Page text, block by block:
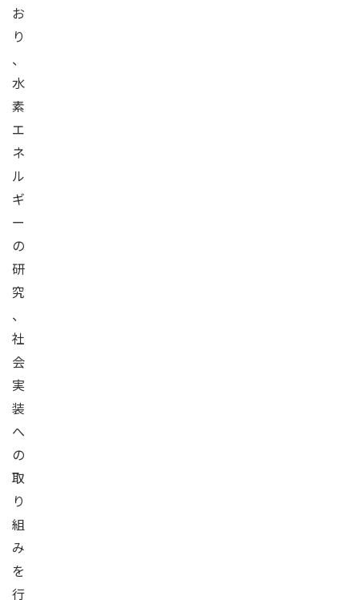
お
り
、
水
素
エ
ネ
ル
ギ
ー
の
研
究
、
社
会
実
装
へ
の
取
り
組
み
を
行